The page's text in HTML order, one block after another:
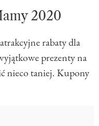
2020
rabaty dla
prezenty na
nieco taniej. Kupony